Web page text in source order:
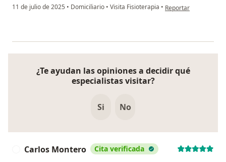
11 de julio de 2025 • Domiciliario • Visita Fisioterapia • en opinión del
Reportar
¿Te ayudan las opiniones a decidir qué
especialistas visitar?
Si No
Carlos Montero Cita verificada